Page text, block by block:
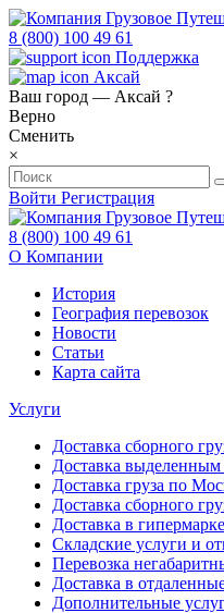
8 (800) 100 49 61
Поддержка
Аксай
Ваш город — Аксай ?
Верно
Сменить
×
Войти Регистрация
8 (800) 100 49 61
О Компании
История
География перевозок
Новости
Статьи
Карта сайта
Услуги
Доставка сборного
Доставка выделенным
Доставка груза по
Доставка сборного
Доставка в
Складские услуги и
Перевозка
Доставка в
Дополнительные